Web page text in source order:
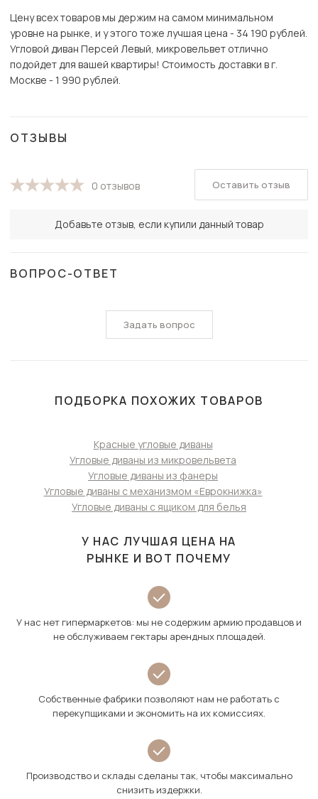
Цену всех товаров мы держим на самом минимальном
уровне на рынке, и у этого тоже лучшая цена - 34 190 рублей.
Угловой диван Персей Левый, микровельвет отлично
подойдет для вашей квартиры! Стоимость доставки в г.
Москве - 1 990 рублей.
ОТЗЫВЫ
0 отзывов
Добавьте отзыв, если купили данный товар
Оставить отзыв
ВОПРОС-ОТВЕТ
Задать вопрос
ПОДБОРКА ПОХОЖИХ ТОВАРОВ
Красные угловые диваны
Угловые диваны из микровельвета
Угловые диваны из фанеры
Угловые диваны с механизмом «Еврокнижка»
Угловые диваны с ящиком для белья
У НАС ЛУЧШАЯ ЦЕНА НА
РЫНКЕ И ВОТ ПОЧЕМУ
У нас нет гипермаркетов: мы не содержим армию продавцов и
не обслуживаем гектары арендных площадей.
Собственные фабрики позволяют нам не работать с
перекупщиками и экономить на их комиссиях.
Производство и склады сделаны так, чтобы максимально
снизить издержки.